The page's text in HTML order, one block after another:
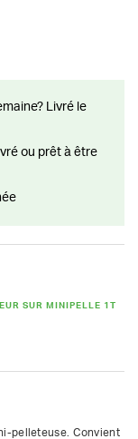
SUR MINIPELLE 1T
pelleteuse. Convient